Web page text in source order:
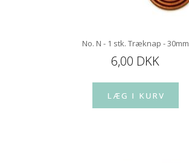
No. N - 1 stk. Træknap - 30mm
6,00 DKK